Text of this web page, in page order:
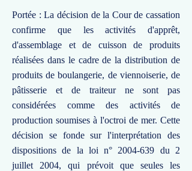
Portée : La décision de la Cour de cassation
confirme que les activités d'apprêt,
d'assemblage et de cuisson de produits
réalisées dans le cadre de la distribution de
produits de boulangerie, de viennoiserie, de
pâtisserie et de traiteur ne sont pas
considérées comme des activités de
production soumises à l'octroi de mer. Cette
décision se fonde sur l'interprétation des
dispositions de la loi n° 2004-639 du 2
juillet 2004, qui prévoit que seules les